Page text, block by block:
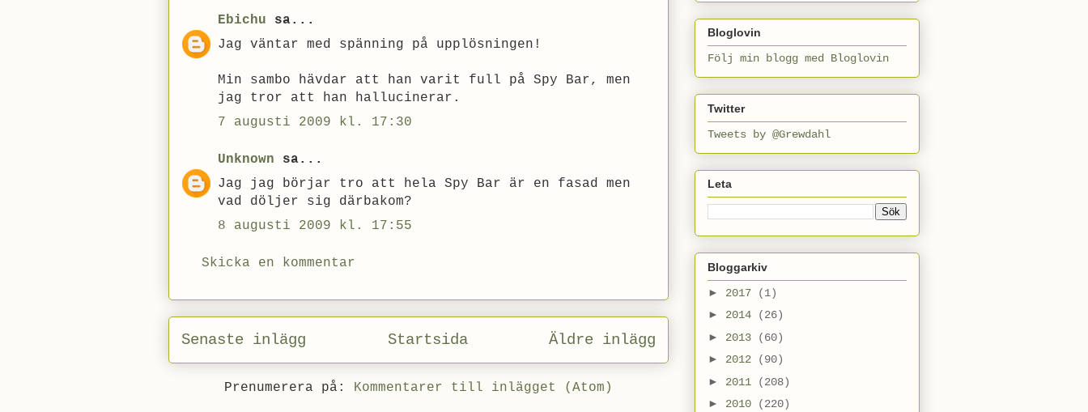
Ebichu sa...
Jag väntar med spänning på upplösningen!
Min sambo hävdar att han varit full på Spy Bar, men
jag tror att han hallucinerar.
7 augusti 2009 kl. 17:30
Unknown sa...
Jag jag börjar tro att hela Spy Bar är en fasad men
vad döljer sig därbakom?
8 augusti 2009 kl. 17:55
Skicka en kommentar
Senaste inlägg Äldre inlägg
Startsida
Prenumerera på: Kommentarer till inlägget (Atom)
Bloglovin
Följ min blogg med Bloglovin
Twitter
Tweets by @Grewdahl
Leta
Bloggarkiv
► 2017
(1)
► 2014
(26)
► 2013
(60)
► 2012
(90)
► 2011
(208)
► 2010
(220)